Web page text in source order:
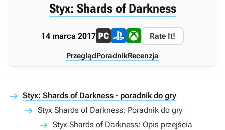
Styx: Shards of Darkness
14 marca 2017 Rate It!
PrzeglądPoradnikRecenzja
Styx: Shards of Darkness - poradnik do gry
Styx Shards of Darkness: Poradnik do gry
Styx Shards of Darkness: Opis przejścia